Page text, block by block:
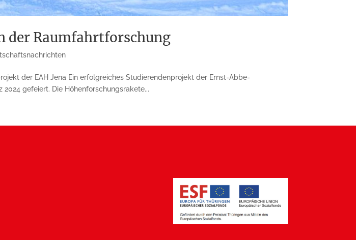
der Raumfahrtforschung
der EAH Jena Ein erfolgreiches Studierendenprojekt der Ernst-Abbe-
gefeiert. Die Höhenforschungsrakete...